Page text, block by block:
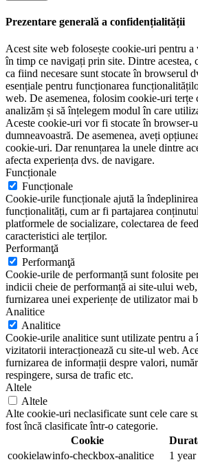
Prezentare generală a confidențialității
Acest site web folosește cookie-uri pentru a
în timp ce navigați prin site. Dintre acestea,
ca fiind necesare sunt stocate în browserul
esențiale pentru funcționarea
web. De asemenea, folosim cookie-uri terțe
analizăm și să înțelegem modul în care
Aceste cookie-uri vor fi stocate în browser-
dumneavoastră. De asemenea, aveți
cookie-uri. Dar renunțarea la unele dintre
afecta experiența dvs. de navigare.
Funcționale
Funcționale
Cookie-urile funcționale ajută la
funcționalități, cum ar fi partajarea
platformele de socializare, colectarea de
caracteristici ale terților.
Performanţă
Performanţă
Cookie-urile de performanță sunt folosite
indicii cheie de performanță ai site-ului web,
furnizarea unei experiențe de utilizator mai
Analitice
Analitice
Cookie-urile analitice sunt utilizate pentru a
vizitatorii interacționează cu site-ul web.
furnizarea de informații despre valori,
respingere, sursa de trafic etc.
Altele
Altele
Alte cookie-uri neclasificate sunt cele care
fost încă clasificate într-o categorie.
Cookie
cookielawinfo-checkbox-analitice
1 year